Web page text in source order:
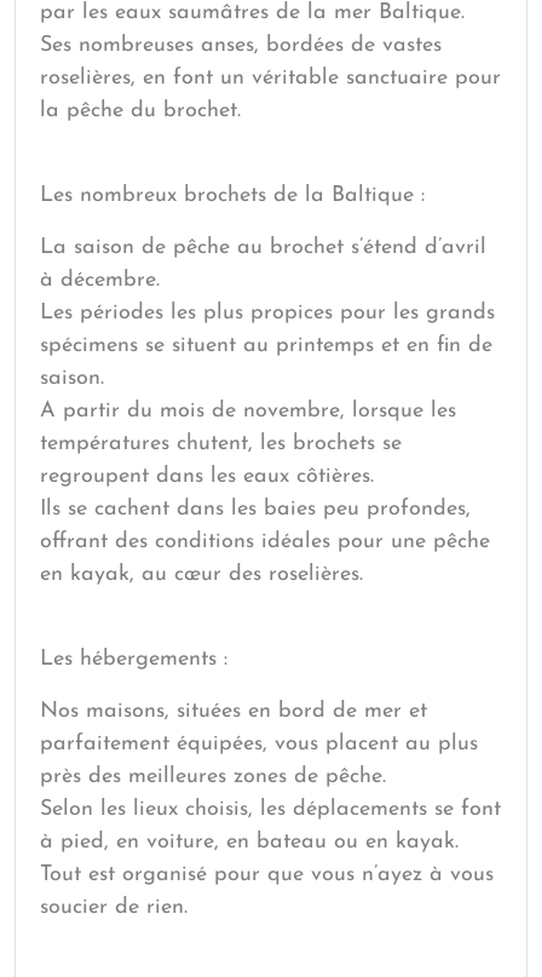
par les eaux saumâtres de la mer Baltique.
Ses nombreuses anses, bordées de vastes
roselières, en font un véritable sanctuaire pour
la pêche du brochet.
Les nombreux brochets de la Baltique :
La saison de pêche au brochet s’étend d’avril
à décembre.
Les périodes les plus propices pour les grands
spécimens se situent au printemps et en fin de
saison.
A partir du mois de novembre, lorsque les
températures chutent, les brochets se
regroupent dans les eaux côtières.
Ils se cachent dans les baies peu profondes,
offrant des conditions idéales pour une pêche
en kayak, au cœur des roselières.
Les hébergements :
Nos maisons, situées en bord de mer et
parfaitement équipées, vous placent au plus
près des meilleures zones de pêche.
Selon les lieux choisis, les déplacements se font
à pied, en voiture, en bateau ou en kayak.
Tout est organisé pour que vous n’ayez à vous
soucier de rien.